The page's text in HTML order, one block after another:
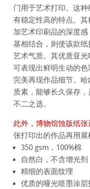
门用于艺术打印。这
有稳定性高的特点。
加艺术印刷品的深度
基相结合，则使该款
艺术气质。其优质亚
可表现出鲜明生动的
完美再现作品细节。
质素，能够长久保存
不二之选。
此外，博物馆蚀版纸
张打印出的作品再用展
350 gsm，100%棉
自然白，不含增光剂
精细的表面纹理
优质的哑光喷墨涂